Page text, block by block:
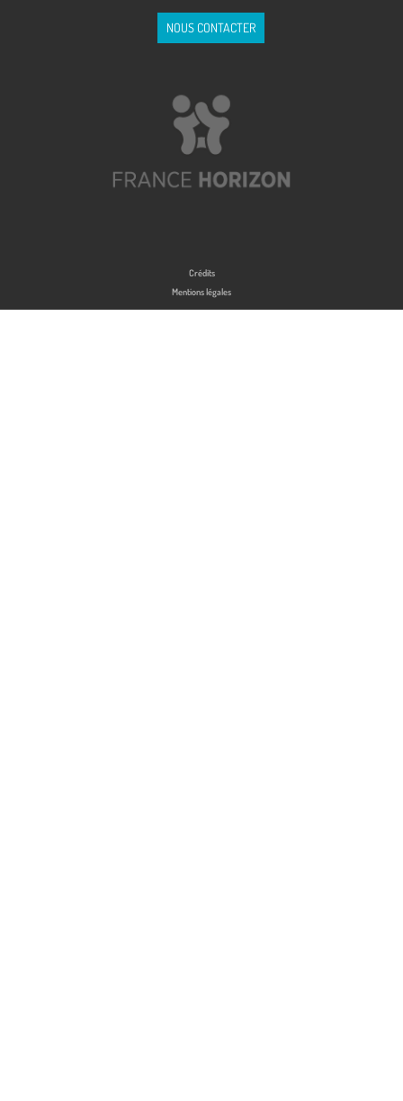
NOUS CONTACTER
Crédits
Mentions légales